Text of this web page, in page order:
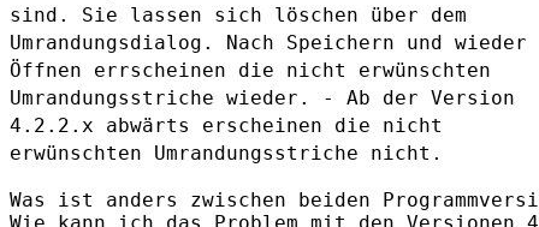
sind. Sie lassen sich löschen über dem
Umrandungsdialog. Nach Speichern und wieder
Öffnen errscheinen die nicht erwünschten
Umrandungsstriche wieder. - Ab der Version
4.2.2.x abwärts erscheinen die nicht
erwünschten Umrandungsstriche nicht.
Was ist anders zwischen beiden